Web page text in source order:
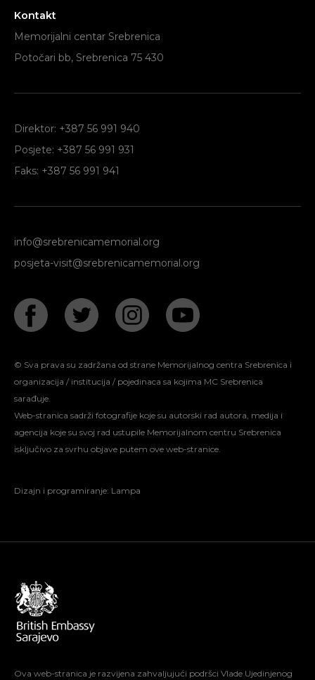
Kontakt
Memorijalni centar Srebrenica
Potočari bb, Srebrenica 75 430
Direktor: +387 56 991 940
Posjete: +387 56 991 931
Faks: +387 56 991 941
info@srebrenicamemorial.org
posjeta-visit@srebrenicamemorial.org
© Sva prava su zadržana od strane Memorijalnog centra Srebrenica i
organizacija / institucija / pojedinaca sa kojima MC Srebrenica
sarađuje.
Web-stranica sadrži fotografije koje su autorski rad autora, medija i
agencija koje su svoj rad ustupile Memorijalnom centru Srebrenica
isključivo za svrhu objave putem ove web-stranice.
Dizajn i programiranje: Lampa
Ova web-stranica je razvijena zahvaljujući podršci Vlade Ujedinjenog